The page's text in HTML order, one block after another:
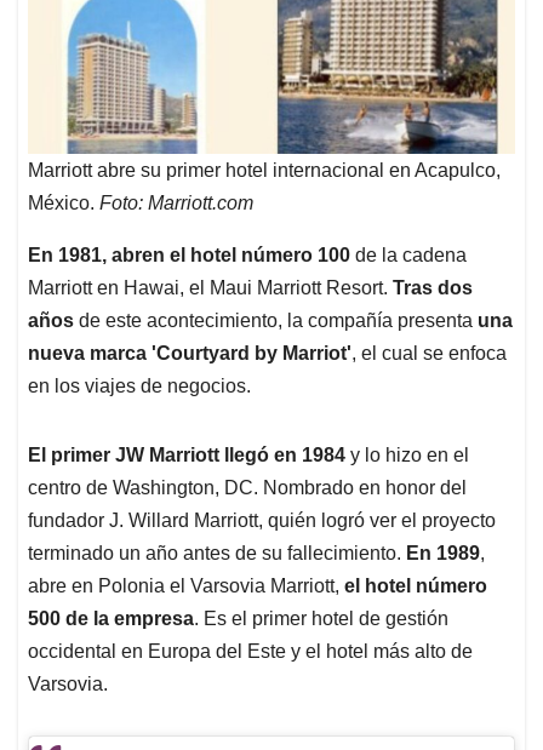
Marriott abre su primer hotel internacional en Acapulco,
México. Foto: Marriott.com
En 1981, abren el hotel número 100 de la cadena
Marriott en Hawai, el Maui Marriott Resort. Tras dos
años de este acontecimiento, la compañía presenta una
nueva marca 'Courtyard by Marriot', el cual se enfoca
en los viajes de negocios.
El primer JW Marriott llegó en 1984 y lo hizo en el
centro de Washington, DC. Nombrado en honor del
fundador J. Willard Marriott, quién logró ver el proyecto
terminado un año antes de su fallecimiento. En 1989,
abre en Polonia el Varsovia Marriott, el hotel número
500 de la empresa. Es el primer hotel de gestión
occidental en Europa del Este y el hotel más alto de
Varsovia.